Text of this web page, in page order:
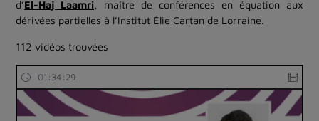
d’El-Haj Laamri, maître de conférences en équation aux
dérivées partielles à l’Institut Élie Cartan de Lorraine.
112 vidéos trouvées
01:34:29